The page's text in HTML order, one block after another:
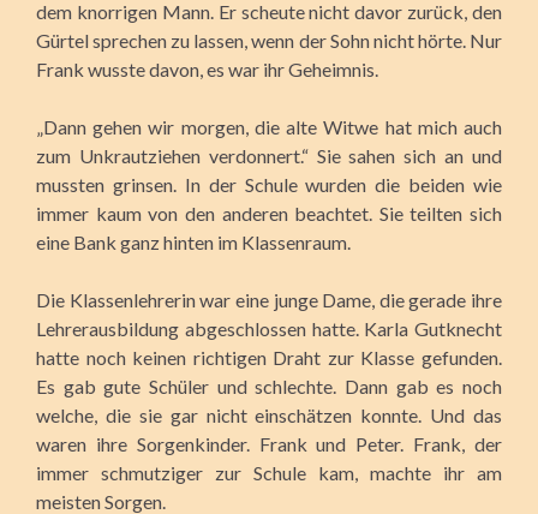
dem knorrigen Mann. Er scheute nicht davor zurück, den
Gürtel sprechen zu lassen, wenn der Sohn nicht hörte. Nur
Frank wusste davon, es war ihr Geheimnis.
„Dann gehen wir morgen, die alte Witwe hat mich auch
zum Unkrautziehen verdonnert.“ Sie sahen sich an und
mussten grinsen. In der Schule wurden die beiden wie
immer kaum von den anderen beachtet. Sie teilten sich
eine Bank ganz hinten im Klassenraum.
Die Klassenlehrerin war eine junge Dame, die gerade ihre
Lehrerausbildung abgeschlossen hatte. Karla Gutknecht
hatte noch keinen richtigen Draht zur Klasse gefunden.
Es gab gute Schüler und schlechte. Dann gab es noch
welche, die sie gar nicht einschätzen konnte. Und das
waren ihre Sorgenkinder. Frank und Peter. Frank, der
immer schmutziger zur Schule kam, machte ihr am
meisten Sorgen.